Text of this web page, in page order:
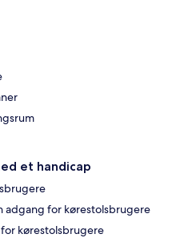
et handicap
adgang for kørestolsbrugere
kørestolsbrugere